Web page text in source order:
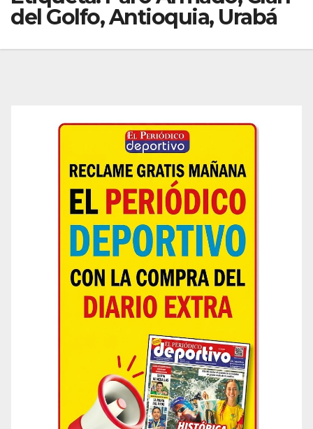
del Golfo, Antioquia, Urabá